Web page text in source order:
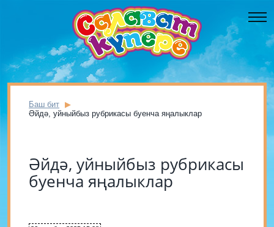
Баш бит
Әйдә, уйныйбыз рубрикасы буенча яңалыклар
Әйдә, уйныйбыз рубрикасы
буенча яңалыклар